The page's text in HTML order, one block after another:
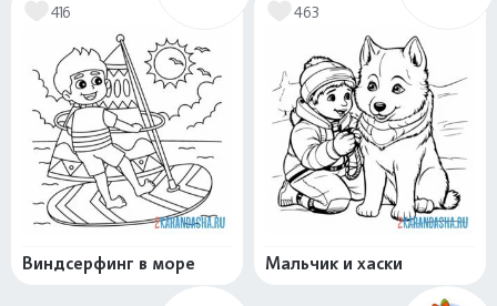
416
Виндсерфинг в море
463
Мальчик и хаски